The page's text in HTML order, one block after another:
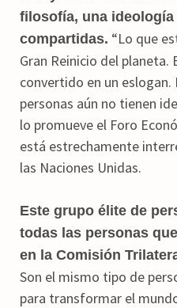
filosofía, una ideología
compartidas. “Lo que
Gran Reinicio del planeta.
convertido en un eslogan.
personas aún no tienen
lo promueve el Foro
está estrechamente
las Naciones Unidas.
Este grupo élite de
todas las personas
en la Comisión
Son el mismo tipo de
para transformar el